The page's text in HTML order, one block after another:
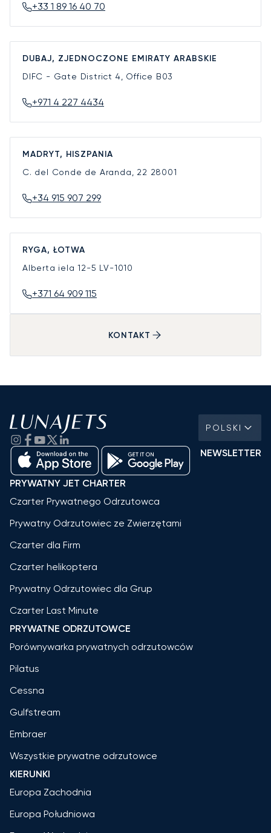
+33 1 89 16 40 70
DUBAJ, ZJEDNOCZONE EMIRATY ARABSKIE
DIFC - Gate District 4, Office B03
+971 4 227 4434
MADRYT, HISZPANIA
C. del Conde de Aranda, 22 28001
+34 915 907 299
RYGA, ŁOTWA
Alberta iela 12-5 LV-1010
+371 64 909 115
KONTAKT
POLSKI
NEWSLETTER
PRYWATNY JET CHARTER
Czarter Prywatnego Odrzutowca
Prywatny Odrzutowiec ze Zwierzętami
Czarter dla Firm
Czarter helikoptera
Prywatny Odrzutowiec dla Grup
Czarter Last Minute
PRYWATNE ODRZUTOWCE
Porównywarka prywatnych odrzutowców
Pilatus
Cessna
Gulfstream
Embraer
Wszystkie prywatne odrzutowce
KIERUNKI
Europa Zachodnia
Europa Południowa